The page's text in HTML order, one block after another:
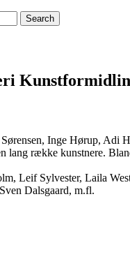
Inge Hørup, Adi
lang række kunstnere.
Leif Sylvester, Laila
Dalsgaard, m.fl.